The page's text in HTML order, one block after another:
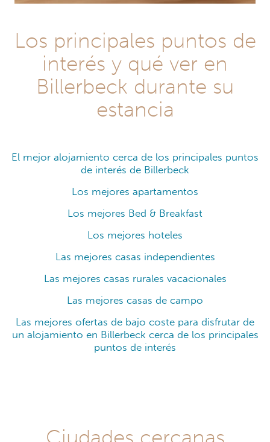
Los principales puntos de
interés y qué ver en
Billerbeck durante su
estancia
El mejor alojamiento cerca de los principales puntos
de interés de Billerbeck
Los mejores apartamentos
Los mejores Bed & Breakfast
Los mejores hoteles
Las mejores casas independientes
Las mejores casas rurales vacacionales
Las mejores casas de campo
Las mejores ofertas de bajo coste para disfrutar de
un alojamiento en Billerbeck cerca de los principales
puntos de interés